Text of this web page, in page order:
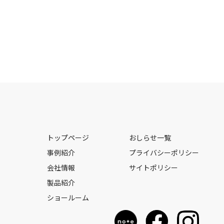
トップページ
事例紹介
会社情報
製品紹介
ショールーム
おしらせ一覧
プライバシーポリシー
サイトポリシー